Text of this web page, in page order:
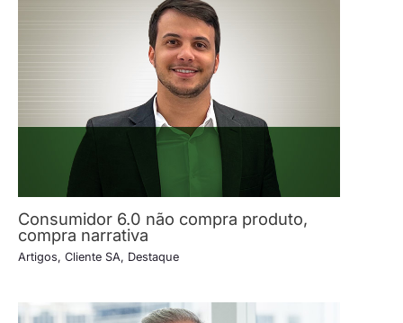
Consumidor 6.0 não compra produto,
compra narrativa
Artigos, Cliente SA, Destaque